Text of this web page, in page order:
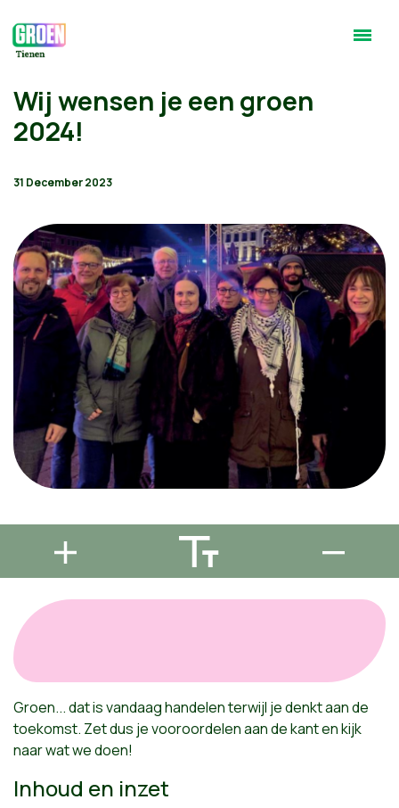
Wij wensen je een groen
2024!
31 December 2023
Groen... dat is vandaag handelen terwijl je denkt aan de
toekomst. Zet dus je vooroordelen aan de kant en kijk
naar wat we doen!
Inhoud en inzet